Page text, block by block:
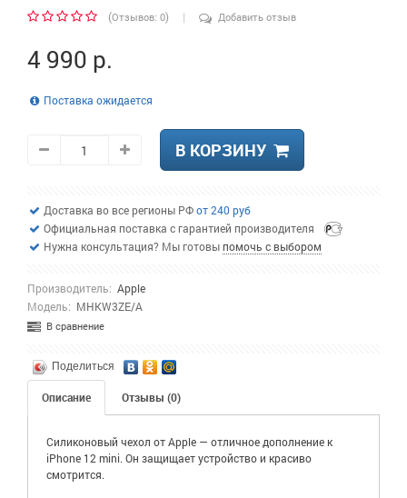
(Отзывов: 0) | Добавить отзыв
4 990 р.
Поставка ожидается
В КОРЗИНУ
Доставка во все регионы РФот 240 руб
Официальная поставка с гарантией производителя
Нужна консультация? Мы готовыпомочь с выбором
Производитель: Apple
Модель: MHKW3ZE/A
В сравнение
Поделиться
Описание Отзывы (0)
Силиконовый чехол от Apple — отличное дополнение к
iPhone 12 mini. Он защищает устройство и красиво
смотрится.